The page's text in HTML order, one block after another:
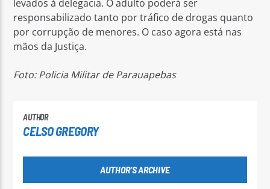
levados à delegacia. O adulto poderá ser
responsabilizado tanto por tráfico de drogas quanto
por corrupção de menores. O caso agora está nas
mãos da Justiça.
Foto: Policia Militar de Parauapebas
AUTHOR
CELSO GREGORY
AUTHOR'S ARCHIVE